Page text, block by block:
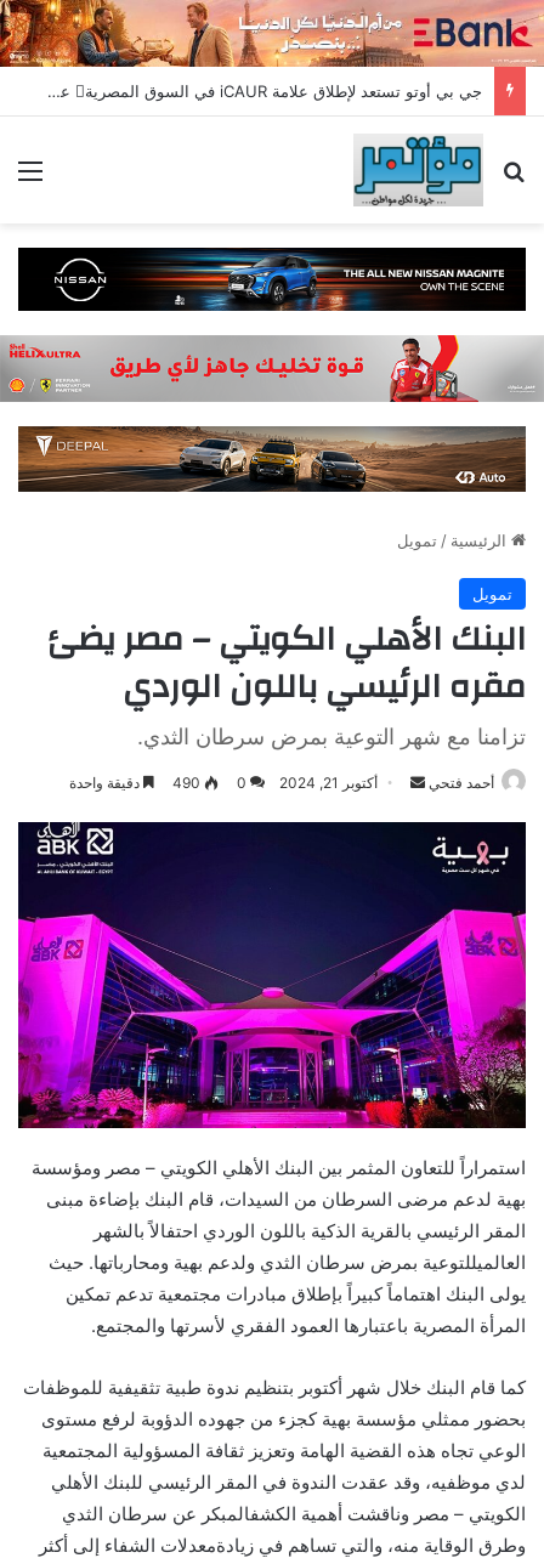
جي بي أوتو تستعد لإطلاق علامة iCAUR في السوق المصرية علامة عالمية جديدة لسيارات الطاقة الجديدة تجمع بين التكنولوجيا الذكية والتصميم الجريء وروح المغامر
بحث عن
الرئيسية / تمويل
تمويل
البنك الأهلي الكويتي – مصر يضئ
مقره الرئيسي باللون الوردي
تزامنا مع شهر التوعية بمرض سرطان الثدي.
أحمد فتحي
أرسل أكتوبر 21, 2024 0
490 دقيقة واحدة
استمراراً للتعاون المثمر بين البنك الأهلي الكويتي – مصر ومؤسسة
بهية لدعم مرضى السرطان من السيدات، قام البنك بإضاءة مبنى
المقر الرئيسي بالقرية الذكية باللون الوردي احتفالاً بالشهر
العالميللتوعية بمرض سرطان الثدي ولدعم بهية ومحار باتها. حيث
يولى البنك اهتماماً كبيراً بإطلاق مبادرات مجتمعية تدعم تمكين
المرأة المصرية باعتبارها العمود الفقري لأسرتها والمجتمع.
كما قام البنك خلال شهر أكتوبر بتنظيم ندوة طبية تثقيفية للموظفات
بحضور ممثلي مؤسسة بهية كجزء من جهوده الدؤوبة لرفع مستوى
الوعي تجاه هذه القضية الهامة وتعزيز ثقافة المسؤولية المجتمعية
لدي موظفيه، وقد عقدت الندوة في المقر الرئيسي للبنك الأهلي
الكويتي – مصر وناقشت أهمية الكشفالمبكر عن سرطان الثدي
وطرق الوقاية منه، والتي تساهم في زيادةمعدلات الشفاء إلى أكثر